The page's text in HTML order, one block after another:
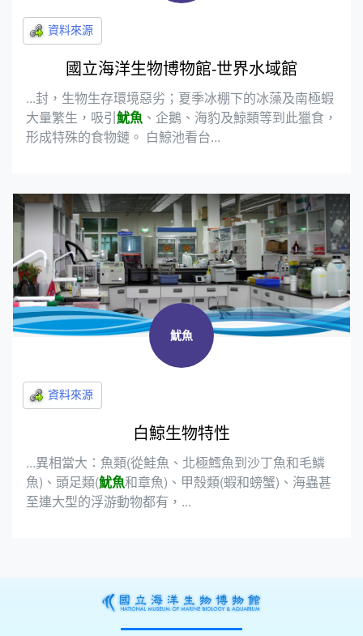
國立海洋生物博物館-世界水域館
...封，生物生存環境惡劣；夏季冰棚下的冰藻及南極蝦
大量繁生，吸引魷魚 、企鵝、海豹及鯨類等到此獵食，
形成特殊的食物鏈。 白鯨池看台...
魷魚
白鯨生物特性
...異相當大：魚類(從鮭魚、北極鱈魚到沙丁魚和毛鱗
魚)、頭足類(魷魚和章魚)、甲殼類(蝦和螃蟹)、海蟲甚
至連大型的浮游動物都有，...